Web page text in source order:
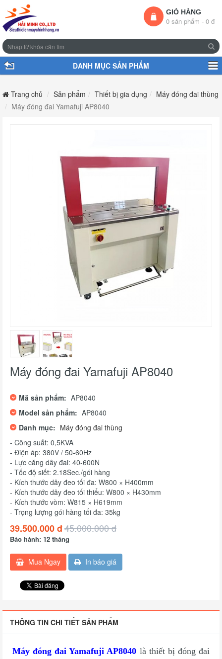
GIỎ HÀNG
0 sản phẩm - 0 đ
DANH MỤC SẢN PHẨM
Trang chủ Sản phẩm Thiết bị gia dụng
Máy đóng đai thùng
Máy đóng đai Yamafuji A​P8040
Máy đóng đai Yamafuji A​P8040
Mã sản phẩm: A​P8040
Model sản phẩm: A​P8040
Danh mục: Máy đóng đai thùng
- Công suất: 0,5KVA
- Điện áp: 380V / 50-60Hz
- Lực căng dây đai: 40-600N
- Tốc độ siết: 2.18Sec./gói hàng
- Kích thước dây đeo tối đa: W800 × H400mm
- Kích thước dây đeo tối thiểu: W800 × H430mm
- Kích thước vòm: W815 × H619mm
- Trọng lượng gói hàng tối đa: 35kg
39.500.000 đ45.000.000 đ
Bảo hành: 12 tháng
Mua Ngay In báo giá
THÔNG TIN CHI TIẾT SẢN PHẨM
Máy đóng đai Yamafuji A​P8040 là thiết bị đóng đai